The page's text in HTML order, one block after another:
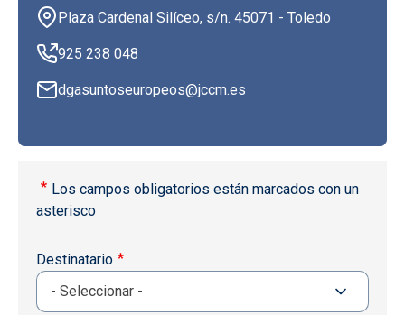
Plaza Cardenal Silíceo, s/n. 45071 - Toledo
925 238 048
dgasuntoseuropeos@jccm.es
Los campos obligatorios están marcados con un
asterisco
Destinatario